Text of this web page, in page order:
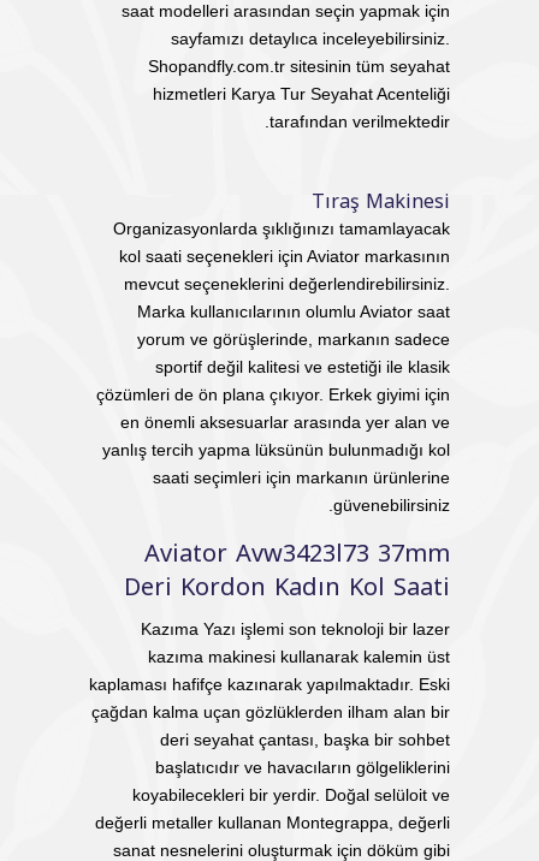
saat modelleri arasından seçin yapmak için
sayfamızı detaylıca inceleyebilirsiniz.
Shopandfly.com.tr sitesinin tüm seyahat
hizmetleri Karya Tur Seyahat Acenteliği
tarafından verilmektedir.
Tıraş Makinesi
Organizasyonlarda şıklığınızı tamamlayacak
kol saati seçenekleri için Aviator markasının
mevcut seçeneklerini değerlendirebilirsiniz.
Marka kullanıcılarının olumlu Aviator saat
yorum ve görüşlerinde, markanın sadece
sportif değil kalitesi ve estetiği ile klasik
çözümleri de ön plana çıkıyor. Erkek giyimi için
en önemli aksesuarlar arasında yer alan ve
yanlış tercih yapma lüksünün bulunmadığı kol
saati seçimleri için markanın ürünlerine
güvenebilirsiniz.
Aviator Avw3423l73 37mm
Deri Kordon Kadın Kol Saati
Kazıma Yazı işlemi son teknoloji bir lazer
kazıma makinesi kullanarak kalemin üst
kaplaması hafifçe kazınarak yapılmaktadır. Eski
çağdan kalma uçan gözlüklerden ilham alan bir
deri seyahat çantası, başka bir sohbet
başlatıcıdır ve havacıların gölgeliklerini
koyabilecekleri bir yerdir. Doğal selüloit ve
değerli metaller kullanan Montegrappa, değerli
sanat nesnelerini oluşturmak için döküm gibi